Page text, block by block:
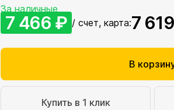
За наличные
7 466 ₽ / счет, карта:7
В
Купить в 1 клик